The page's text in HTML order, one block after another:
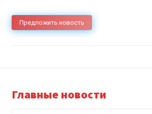
Предложить новость
Главные новости